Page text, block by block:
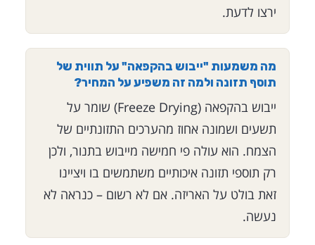
ירצו לדעת.
מה משמעות "ייבוש בהקפאה" על תווית של
תוסף תזונה ולמה זה משפיע על המחיר?
ייבוש בהקפאה (Freeze Drying) שומר על
תשעים ושמונה אחוז מהערכים התזונתיים של
הצמח. הוא עולה פי חמישה מייבוש בתנור, ולכן
רק תוספי תזונה איכותיים משתמשים בו ויציינו
זאת בולט על האריזה. אם לא רשום – כנראה לא
נעשה.